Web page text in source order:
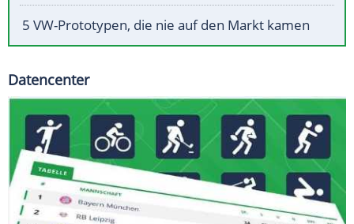
5 VW-Prototypen, die nie auf den Markt kamen
Datencenter